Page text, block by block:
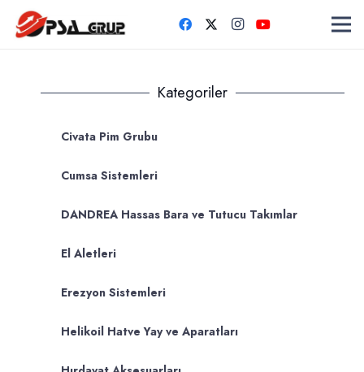
Kategoriler
Civata Pim Grubu
Cumsa Sistemleri
DANDREA Hassas Bara ve Tutucu Takımlar
El Aletleri
Erezyon Sistemleri
Helikoil Hatve Yay ve Aparatları